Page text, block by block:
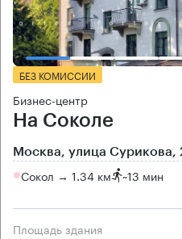
БЕЗ КОМИССИИ
Бизнес-центр
На Соколе
Москва, улица Сурикова,
Сокол → 1.34 км ~13 мин
Площадь здания